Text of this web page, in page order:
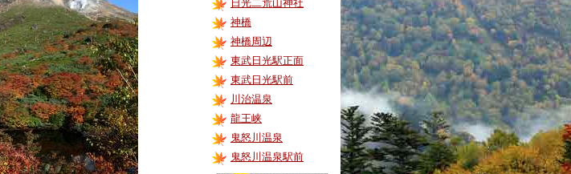
日光二荒山神社
神橋
神橋周辺
東武日光駅正面
東武日光駅前
川治温泉
龍王峡
鬼怒川温泉
鬼怒川温泉駅前